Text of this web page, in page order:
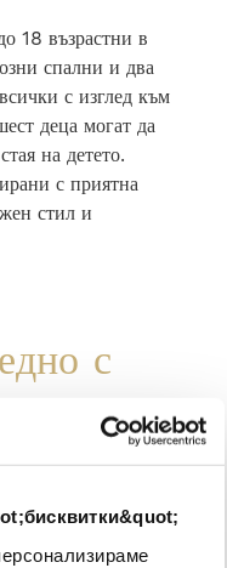
18 възрастни в
спални и два
с изглед към
деца могат да
на детето.
с приятна
стил и
с
като